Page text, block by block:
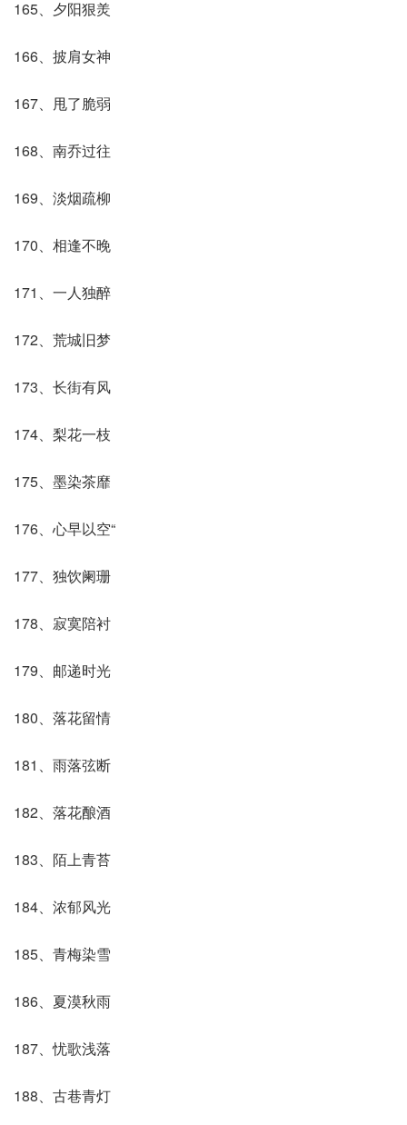
165、夕阳狠羙
166、披肩女神
167、甩了脆弱
168、南乔过往
169、淡烟疏柳
170、相逢不晚
171、一人独醉
172、荒城旧梦
173、长街有风
174、梨花一枝
175、墨染茶靡
176、心早以空“
177、独饮阑珊
178、寂寞陪衬
179、邮递时光
180、落花留情
181、雨落弦断
182、落花酿酒
183、陌上青苔
184、浓郁风光
185、青梅染雪
186、夏漠秋雨
187、忧歌浅落
188、古巷青灯